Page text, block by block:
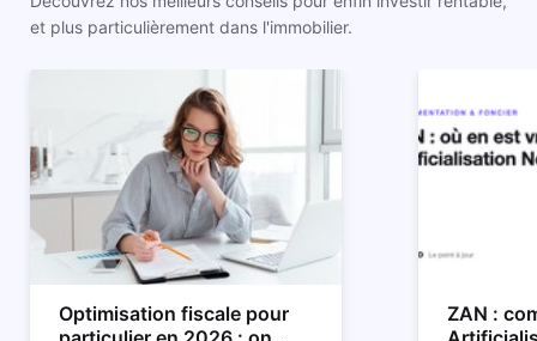
et plus particulièrement dans l'immobilier.
Optimisation fiscale pour
ZAN :